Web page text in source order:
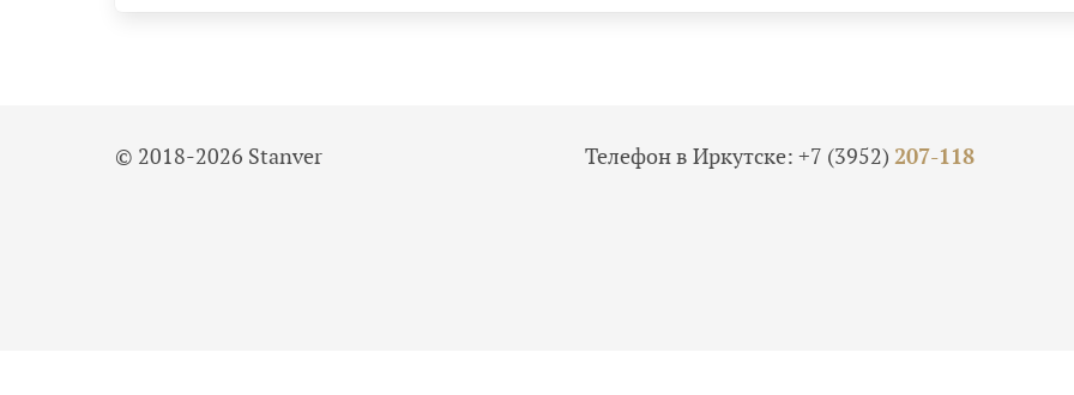
© 2018-2026 Stanver Телефон в Иркутске: +7 (3952) 207-118